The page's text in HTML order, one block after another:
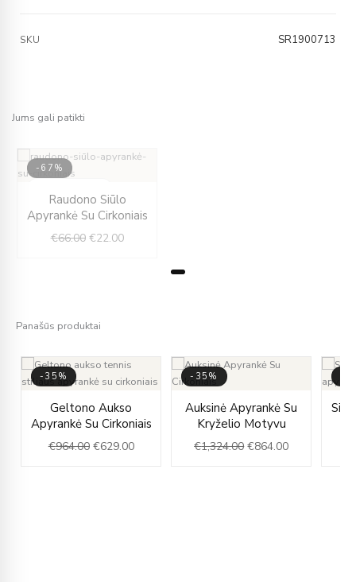
SKU SR1900713
Jums gali patikti
-67%
Raudono Siūlo
Apyrankė Su Cirkoniais
€66.00
price
was:
€66.00.
€22.00
price
is:
€22.00.
Panašūs produktai
-35%
Geltono Aukso
Apyrankė Su Cirkoniais
€964.00
price
was:
€964.00.
€629.00
is:
€629.00.
-35%
Auksinė Apyrankė Su
Kryželio Motyvu
€1,324.00
price
was:
€1,324.00.
€864.00
price
€864.00.